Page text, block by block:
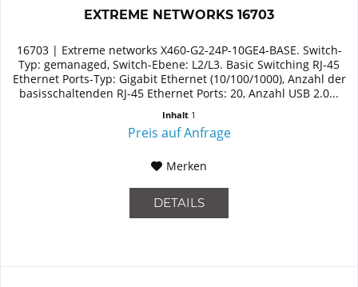
EXTREME NETWORKS 16703
16703 | Extreme networks X460-G2-24P-10GE4-BASE. Switch-
Typ: gemanaged, Switch-Ebene: L2/L3. Basic Switching RJ-45
Ethernet Ports-Typ: Gigabit Ethernet (10/100/1000), Anzahl der
basisschaltenden RJ-45 Ethernet Ports: 20, Anzahl USB 2.0...
Inhalt 1
Preis auf Anfrage
Merken
DETAILS